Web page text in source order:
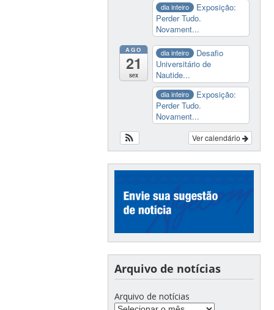
dia inteiro
Exposição:
Perder Tudo.
Novament...
AGO
21
sex
dia inteiro
Desafio
Universitário de
Nautide...
dia inteiro
Exposição:
Perder Tudo.
Novament...
Ver calendário
Arquivo de notícias
Arquivo de notícias